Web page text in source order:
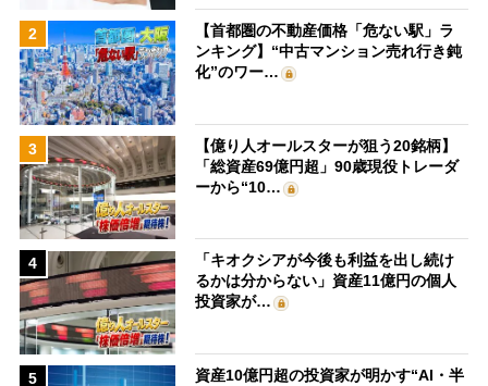
2
【首都圏の不動産価格「危ない駅」ラ
ンキング】“中古マンション売れ行き鈍
化”のワー…
3
【億り人オールスターが狙う20銘柄】
「総資産69億円超」90歳現役トレーダ
ーから“10…
4
「キオクシアが今後も利益を出し続け
るかは分からない」資産11億円の個人
投資家が…
5
資産10億円超の投資家が明かす“AI・半